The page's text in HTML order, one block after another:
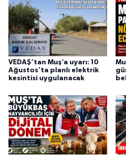
VEDAŞ’tan Muş’a uyarı: 10
Ağustos’ta planlı elektrik
kesintisi uygulanacak